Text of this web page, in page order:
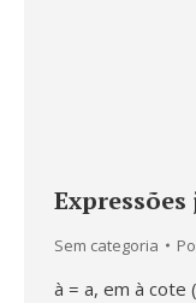
Sem categoria
à = a, em à cote